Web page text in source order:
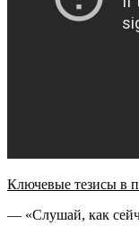
Ключевые тезисы в
— «Слушай, как